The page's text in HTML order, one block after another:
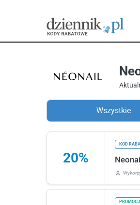
Wszystkie
20%
KOD